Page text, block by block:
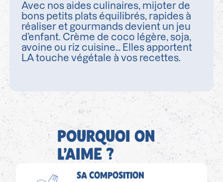
Avec nos aides culinaires, mijoter de
bons petits plats équilibrés, rapides à
réaliser et gourmands devient un jeu
d’enfant. Crème de coco légère, soja,
avoine ou riz cuisine… Elles apportent
LA touche végétale à vos recettes.
POURQUOI ON
L’AIME ?
SA COMPOSITION